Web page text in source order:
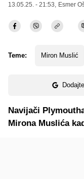
13.05.25. - 21:53, Esmer
Teme: Miron Muslić
Navijači
Mirona Muslića